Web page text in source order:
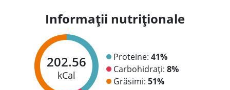
Informații nutriționale
202.56
kCal
Proteine: 41%
Carbohidrați: 8%
Grăsimi: 51%